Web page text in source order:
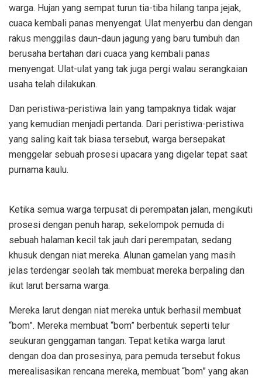
warga. Hujan yang sempat turun tia-tiba hilang tanpa jejak,
cuaca kembali panas menyengat. Ulat menyerbu dan dengan
rakus menggilas daun-daun jagung yang baru tumbuh dan
berusaha bertahan dari cuaca yang kembali panas
menyengat. Ulat-ulat yang tak juga pergi walau serangkaian
usaha telah dilakukan.
Dan peristiwa-peristiwa lain yang tampaknya tidak wajar
yang kemudian menjadi pertanda. Dari peristiwa-peristiwa
yang saling kait tak biasa tersebut, warga bersepakat
menggelar sebuah prosesi upacara yang digelar tepat saat
purnama kaulu.
Ketika semua warga terpusat di perempatan jalan, mengikuti
prosesi dengan penuh harap, sekelompok pemuda di
sebuah halaman kecil tak jauh dari perempatan, sedang
khusuk dengan niat mereka. Alunan gamelan yang masih
jelas terdengar seolah tak membuat mereka berpaling dan
ikut larut bersama warga.
Mereka larut dengan niat mereka untuk berhasil membuat
“bom”. Mereka membuat “bom” berbentuk seperti telur
seukuran genggaman tangan. Tepat ketika warga larut
dengan doa dan prosesinya, para pemuda tersebut fokus
merealisasikan rencana mereka, membuat “bom” yang akan